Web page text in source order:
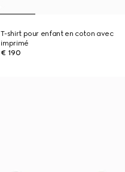
T-shirt pour enfant en coton avec
imprimé
€ 190